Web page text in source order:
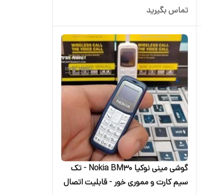
تماس بگیرید
گوشی مینی نوکیا Nokia BM30 - تک
سیم کارت و مموری خور - قابلیت اتصال